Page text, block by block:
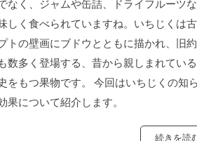
なく、ジャムや缶詰、ドライフルーツ
しく食べられていますね。いちじくは
トの壁画にブドウとともに描かれ、旧
数多く登場する、昔から親しまれてい
をもつ果物です。 今回はいちじくの知
果について紹介します。
続きを読